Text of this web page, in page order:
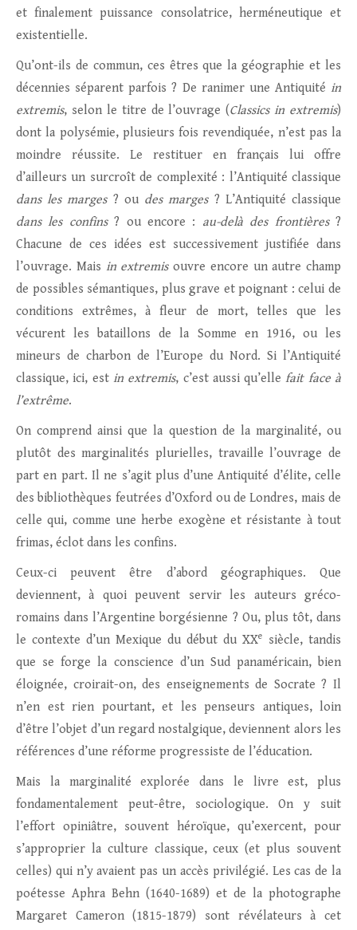
et finalement puissance consolatrice, herméneutique et
existentielle.
Qu’ont-ils de commun, ces êtres que la géographie et les
décennies séparent parfois ? De ranimer une Antiquité in
extremis, selon le titre de l’ouvrage (Classics in extremis)
dont la polysémie, plusieurs fois revendiquée, n’est pas la
moindre réussite. Le restituer en français lui offre
d’ailleurs un surcroît de complexité : l’Antiquité classique
dans les marges ? ou des marges ? L’Antiquité classique
dans les confins? ou encore : au-delà des frontières?
Chacune de ces idées est successivement justifiée dans
l’ouvrage. Mais in extremisouvre encore un autre champ
de possibles sémantiques, plus grave et poignant : celui de
conditions extrêmes, à fleur de mort, telles que les
vécurent les bataillons de la Somme en 1916, ou les
mineurs de charbon de l’Europe du Nord. Si l’Antiquité
classique, ici, est in extremis, c’est aussi qu’ellefait face à
l’extrême.
On comprend ainsi que la question de la marginalité, ou
plutôt des marginalités plurielles, travaille l’ouvrage de
part en part. Il ne s’agit plus d’une Antiquité d’élite, celle
des bibliothèques feutrées d’Oxford ou de Londres, mais de
celle qui, comme une herbe exogène et résistante à tout
frimas, éclot dans les confins.
Ceux-ci peuvent être d’abord géographiques. Que
deviennent, à quoi peuvent servir les auteurs gréco-
romains dans l’Argentine borgésienne ? Ou, plus tôt, dans
le contexte d’un Mexique du début du XXe
siècle, tandis
que se forge la conscience d’un Sud panaméricain, bien
éloignée, croirait-on, des enseignements de Socrate ? Il
n’en est rien pourtant, et les penseurs antiques, loin
d’être l’objet d’un regard nostalgique, deviennent alors les
références d’une réforme progressiste de l’éducation.
Mais la marginalité explorée dans le livre est, plus
fondamentalement peut-être, sociologique. On y suit
l’effort opiniâtre, souvent héroïque, qu’exercent, pour
s’approprier la culture classique, ceux (et plus souvent
celles) qui n’y avaient pas un accès privilégié. Les cas de la
poétesse Aphra Behn (1640-1689) et de la photographe
Margaret Cameron (1815-1879) sont révélateurs à cet